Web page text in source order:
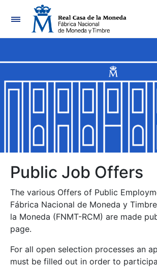
Navigation
Show/Hide
Show/Hide
Show/Hide
Show/Hide
Show/Hide
Public Job Offers
The various Offers of Public
Fábrica Nacional de Moneda y
la Moneda (FNMT-RCM) are made
page.
For all open selection processes an
must be filled out in order to